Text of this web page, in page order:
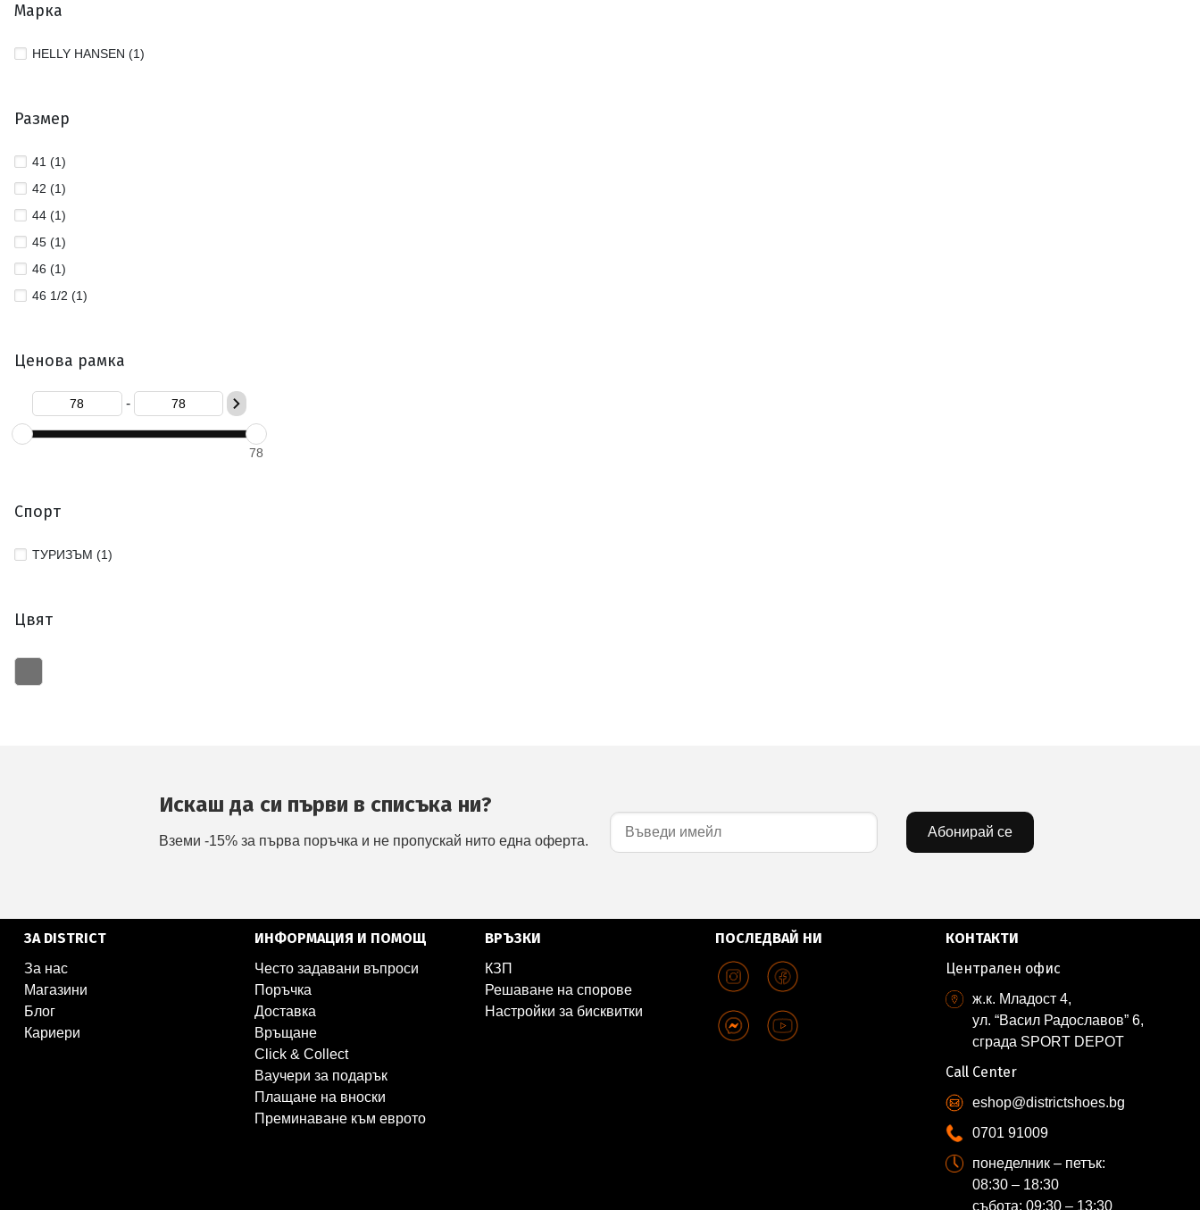
Марка
HELLY HANSEN (1)
Размер
41 (1)
42 (1)
44 (1)
45 (1)
46 (1)
46 1/2 (1)
Ценова рамка
-
78
Спорт
ТУРИЗЪМ (1)
Цвят
Искаш да си първи в списъка ни?
Вземи -15% за първа поръчка и не пропускай нито една оферта.
Абонирай се
ЗА DISTRICT
За нас
Магазини
Блог
Кариери
ИНФОРМАЦИЯ И ПОМОЩ
Често задавани въпроси
Поръчка
Доставка
Връщане
Click & Collect
Ваучери за подарък
Плащане на вноски
Преминаване към еврото
ВРЪЗКИ
КЗП
Решаване на спорове
Настройки за бисквитки
ПОСЛЕДВАЙ НИ
КОНТАКТИ
Централен офис
ж.к. Младост 4,
ул. “Васил Радославов” 6,
сграда SPORT DEPOT
Call Center
eshop@districtshoes.bg
0701 91009
понеделник – петък:
08:30 – 18:30
събота: 09:30 – 13:30